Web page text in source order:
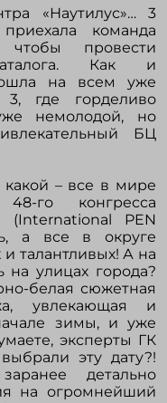
«Наутилус»… 3
команда
чтобы провести
Как и
на всем уже
где горделиво
немолодой, но
БЦ
– все в мире
го конгресса
(International PEN
а все в округе
талантливых! А на
на улицах города?
белая сюжетная
увлекающая и
зимы, и уже
эксперты ГК
эту дату?!
детально
на огромнейший